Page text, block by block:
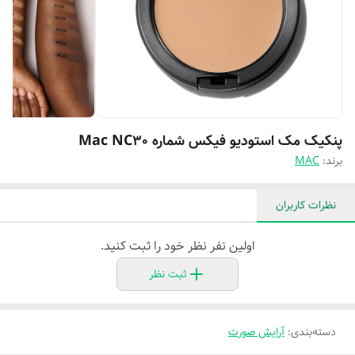
پنکیک مک استودیو فیکس شماره Mac NC30
برند: MAC
نظرات کاربران
اولین نفر نظر خود را ثبت کنید.
ثبت نظر
دسته‌بندی: آرایش صورت